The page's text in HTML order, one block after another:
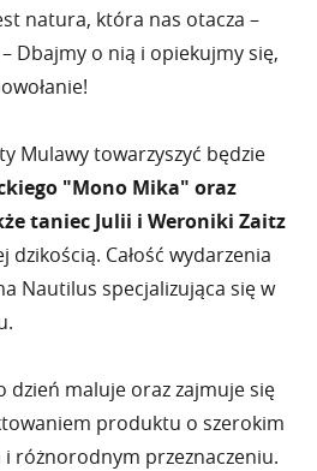
natura, która nas otacza –
Dbajmy o nią i opiekujmy się,
Mulawy towarzyszyć będzie
"Mono Mika" oraz
taniec Julii i Weroniki Zaitz
Całość wydarzenia
Nautilus specjalizująca się w
dzień maluje oraz zajmuje się
produktu o szerokim
różnorodnym przeznaczeniu.